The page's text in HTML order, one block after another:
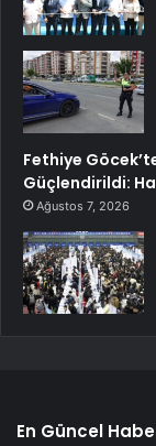
Fethiye
Güçlendirildi:
Ağustos 7, 2026
En Güncel